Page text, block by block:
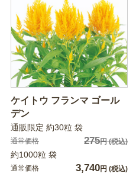
ケイトウ フランマ ゴール
デン
通販限定 約30粒 袋
通常価格 275円(税込)
約1000粒 袋
通常価格 3,740円 (税込)